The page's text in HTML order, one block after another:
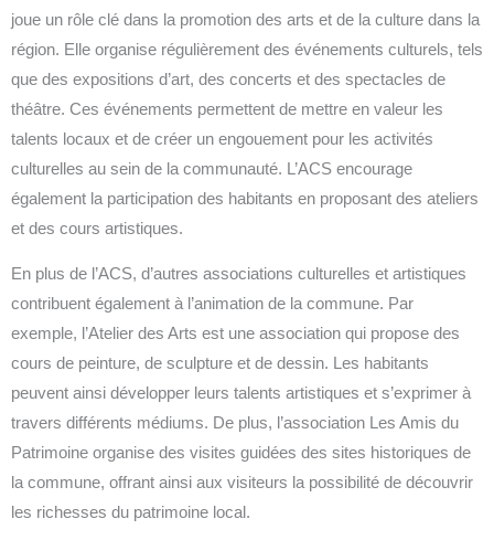
joue un rôle clé dans la promotion des arts et de la culture dans la
région. Elle organise régulièrement des événements culturels, tels
que des expositions d’art, des concerts et des spectacles de
théâtre. Ces événements permettent de mettre en valeur les
talents locaux et de créer un engouement pour les activités
culturelles au sein de la communauté. L’ACS encourage
également la participation des habitants en proposant des ateliers
et des cours artistiques.
En plus de l’ACS, d’autres associations culturelles et artistiques
contribuent également à l’animation de la commune. Par
exemple, l’Atelier des Arts est une association qui propose des
cours de peinture, de sculpture et de dessin. Les habitants
peuvent ainsi développer leurs talents artistiques et s’exprimer à
travers différents médiums. De plus, l’association Les Amis du
Patrimoine organise des visites guidées des sites historiques de
la commune, offrant ainsi aux visiteurs la possibilité de découvrir
les richesses du patrimoine local.